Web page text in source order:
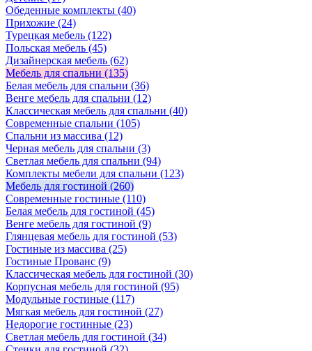
Обеденные комплекты (40)
Прихожие (24)
Турецкая мебель (122)
Польская мебель (45)
Дизайнерская мебель (62)
Мебель для спальни (135)
Белая мебель для спальни (36)
Венге мебель для спальни (12)
Классическая мебель для спальни (40)
Современные спальни (105)
Спальни из массива (12)
Черная мебель для спальни (3)
Светлая мебель для спальни (94)
Комплекты мебели для спальни (123)
Мебель для гостиной (260)
Современные гостиные (110)
Белая мебель для гостиной (45)
Венге мебель для гостиной (9)
Глянцевая мебель для гостиной (53)
Гостиные из массива (25)
Гостиные Прованс (9)
Классическая мебель для гостиной (30)
Корпусная мебель для гостиной (95)
Модульные гостиные (117)
Мягкая мебель для гостиной (27)
Недорогие гостинные (23)
Светлая мебель для гостиной (34)